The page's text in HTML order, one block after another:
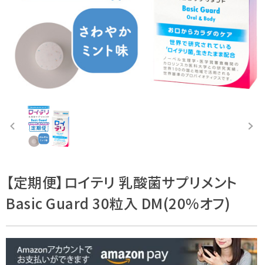
【定期便】ロイテリ 乳酸菌サプリメント
Basic Guard 30粒入 DM(20%オフ)